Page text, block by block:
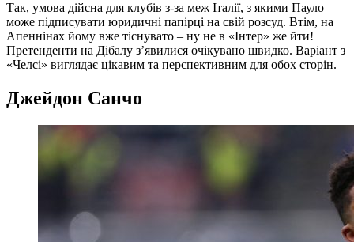
Так, умова дійсна для клубів з-за меж Італії, з якими Пауло
може підписувати юридичні папірці на свій розсуд. Втім, на
Апеннінах йому вже тіснувато – ну не в «Інтер» же йти!
Претенденти на Дібалу з’явилися очікувано швидко. Варіант з
«Челсі» виглядає цікавим та перспективним для обох сторін.
Джейдон Санчо